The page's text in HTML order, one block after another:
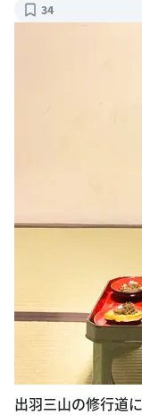
34
出羽三山の修行道